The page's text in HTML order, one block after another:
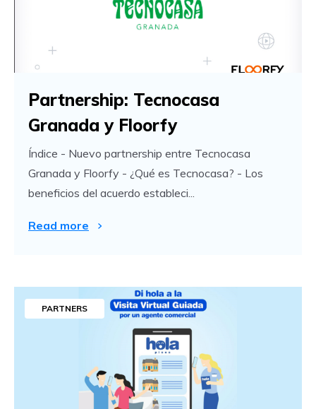
Partnership: Tecnocasa
Granada y Floorfy
Índice - Nuevo partnership entre Tecnocasa
Granada y Floorfy - ¿Qué es Tecnocasa? - Los
beneficios del acuerdo estableci...
Read more
PARTNERS